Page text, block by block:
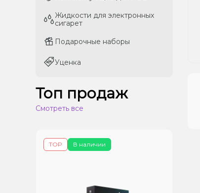
Жидкости для электронных
сигарет
Подарочные наборы
Уценка
Жидкости для электронных
сигарет
Подарочные наборы
Уценка
Топ продаж
Смотреть все
В наличии
TOP